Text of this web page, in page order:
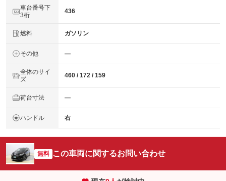
車台番号下
3桁
436
燃料 ガソリン
その他 ―
全体のサイ
ズ
460 / 172 / 159
荷台寸法 ―
ハンドル 右
無料 この車両に関するお問い合わせ